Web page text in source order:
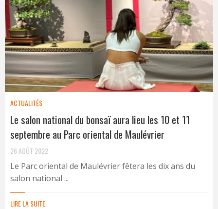
ACTUALITÉS
Le salon national du bonsaï aura lieu les 10 et 11
septembre au Parc oriental de Maulévrier
26 AOÛT 2022
Le Parc oriental de Maulévrier fêtera les dix ans du
salon national ...
LIRE LA SUITE